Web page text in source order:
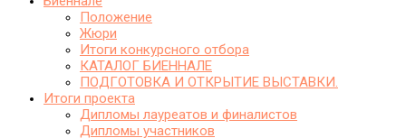
Положение
Жюри
Итоги конкурсного отбора
КАТАЛОГ БИЕННАЛЕ
ПОДГОТОВКА И ОТКРЫТИЕ ВЫСТАВКИ.
Итоги проекта
Дипломы лауреатов и финалистов
Дипломы участников